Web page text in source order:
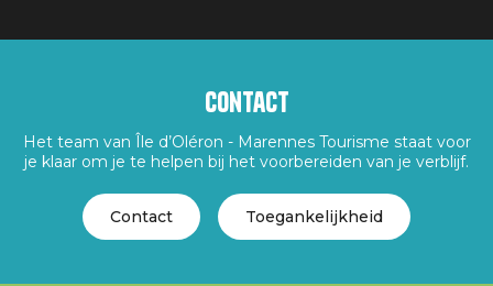
Contact
Het team van Île d’Oléron - Marennes Tourisme staat voor
je klaar om je te helpen bij het voorbereiden van je verblijf.
Contact Toegankelijkheid